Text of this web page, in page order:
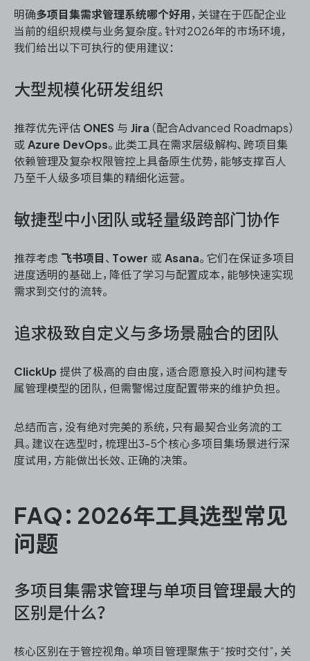
明确多项目集需求管理系统哪个好用 ，关键在于匹配企业
当前的组织规模与业务复杂度。针对2026年的市场环境，
我们给出以下可执行的使用建议：
大型规模化研发组织
推荐优先评估 ONES 与 Jira （配合Advanced Roadmaps）
或 Azure DevOps。此类工具在需求层级解构、跨项目集
依赖管理及复杂权限管控上具备原生优势，能够支撑百人
乃至千人级多项目集的精细化运营。
敏捷型中小团队或轻量级跨部门协作
推荐考虑 飞书项目 、 Tower 或 Asana。它们在保证多项目
进度透明的基础上，降低了学习与配置成本，能够快速实现
需求到交付的流转。
追求极致自定义与多场景融合的团队
ClickUp 提供了极高的自由度，适合愿意投入时间构建专
属管理模型的团队，但需警惕过度配置带来的维护负担。
总结而言，没有绝对完美的系统，只有最契合业务流的工
具。建议在选型时，梳理出3-5个核心多项目集场景进行深
度试用，方能做出长效、正确的决策。
FAQ：2026年工具选型常见
问题
多项目集需求管理与单项目管理最大的
区别是什么？
核心区别在于管控视角。单项目管理聚焦于“按时交付”，关